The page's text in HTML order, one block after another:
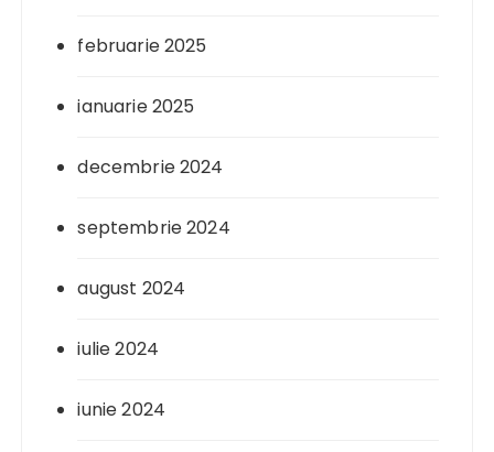
februarie 2025
ianuarie 2025
decembrie 2024
septembrie 2024
august 2024
iulie 2024
iunie 2024